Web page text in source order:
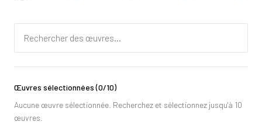
Œuvres sélectionnées(0/10)
Aucune œuvre sélectionnée. Recherchez et sélectionnez jusqu'à 10
œuvres.